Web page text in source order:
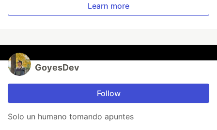
Learn more
GoyesDev
Follow
Solo un humano tomando apuntes